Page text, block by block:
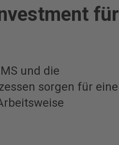
für
und die
sorgen für eine